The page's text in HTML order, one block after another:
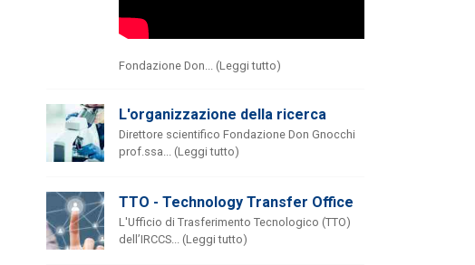
Fondazione Don... (Leggi tutto)
L'organizzazione della ricerca
Direttore scientifico Fondazione Don Gnocchi
prof.ssa... (Leggi tutto)
TTO - Technology Transfer Office
L'Ufficio di Trasferimento Tecnologico (TTO)
dell’IRCCS... (Leggi tutto)